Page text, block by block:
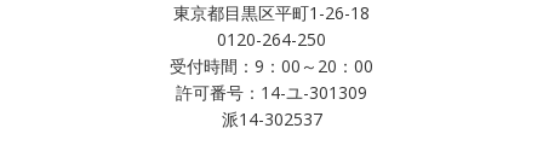
東京都目黒区平町1-26-18
0120-264-250
受付時間：9：00～20：00
許可番号：14-ユ-301309
派14-302537